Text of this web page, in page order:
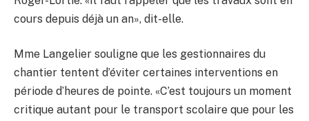
cours depuis déjà un an», dit-elle.
Mme Langelier souligne que les gestionnaires du
chantier tentent d’éviter certaines interventions en
période d’heures de pointe. «C’est toujours un moment
critique autant pour le transport scolaire que pour les